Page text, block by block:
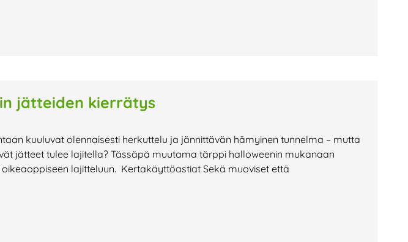
jätteiden kierrätys
kuuluvat olennaisesti herkuttelu ja jännittävän hämyinen tunnelma – mutta
jätteet tulee lajitella? Tässäpä muutama tärppi halloweenin mukanaan
lajitteluun. Kertakäyttöastiat Sekä muoviset että